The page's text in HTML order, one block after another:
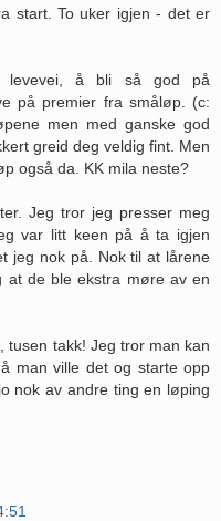
start. To uker igjen - det er
levevei, å bli så god på
på premier fra småløp. (c:
men med ganske god
greid deg veldig fint. Men
også da. KK mila neste?
Jeg tror jeg presser meg
var litt keen på å ta igjen
jeg nok på. Nok til at lårene
at de ble ekstra møre av en
tusen takk! Jeg tror man kan
man ville det og starte opp
nok av andre ting en løping